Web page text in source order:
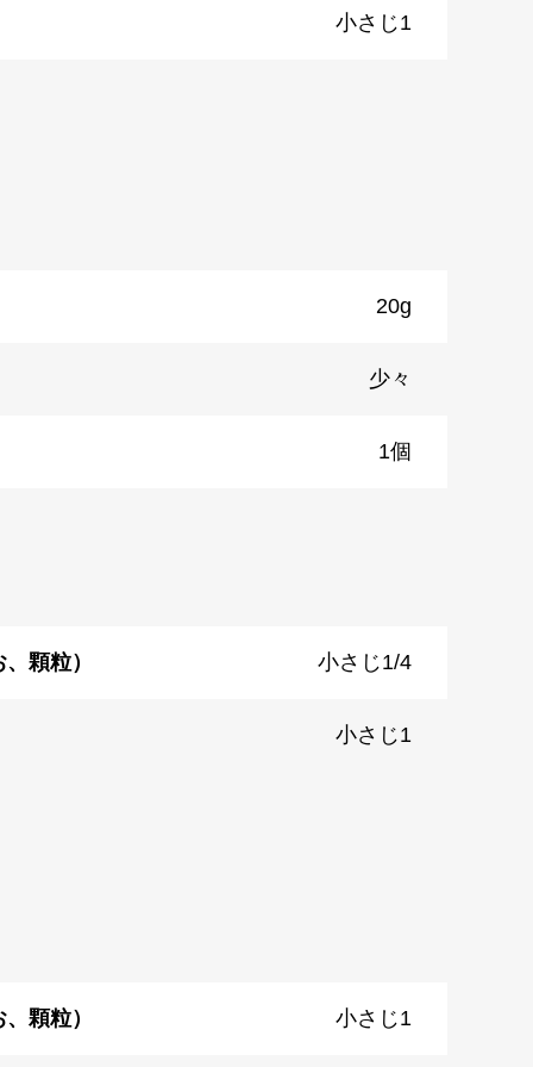
小さじ1
20g
少々
1個
顆粒） 小さじ1/4
小さじ1
顆粒） 小さじ1